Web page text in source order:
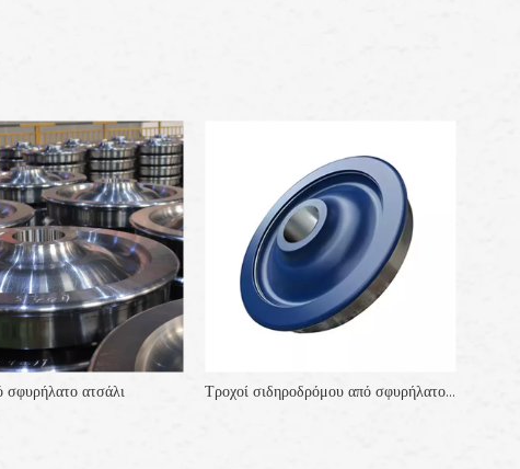
σφυρήλατο ατσάλι Τροχοί σιδηροδρόμου από σφυρήλατο χάλυβα προσαρμοσμένης διάστασης